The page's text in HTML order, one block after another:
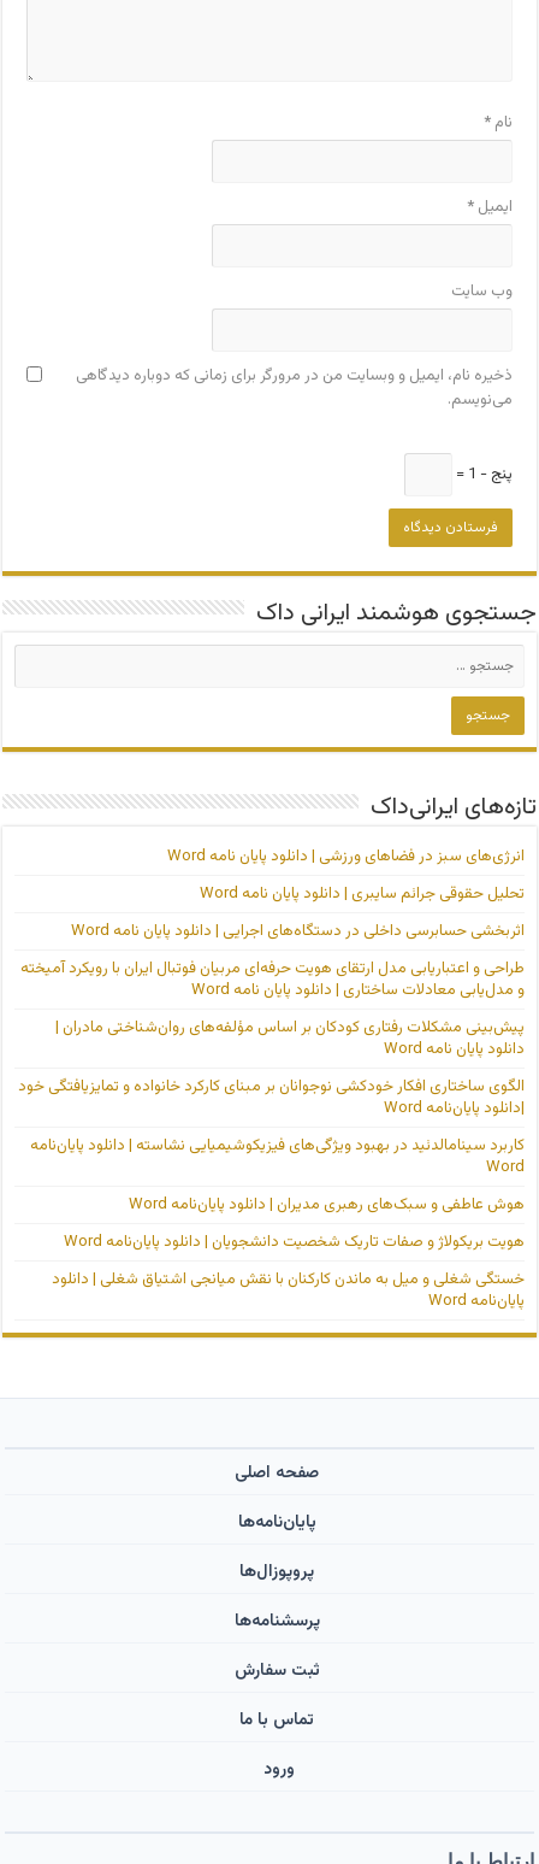
نام*
ایمیل*
وب‌ سایت
ذخیره نام، ایمیل و وبسایت من در مرورگر برای زمانی که دوباره دیدگاهی
می‌نویسم.
پنج − 1 =
جستجوی هوشمند ایرانی داک
تازه‌های ایرانی‌داک
انرژی‌های سبز در فضاهای ورزشی | دانلود پایان نامه Word
تحلیل حقوقی جرائم سایبری | دانلود پایان نامه Word
اثربخشی حسابرسی داخلی در دستگاه‌های اجرایی | دانلود پایان نامه Word
طراحی و اعتباریابی مدل ارتقای هویت حرفه‌ای مربیان فوتبال ایران با رویکرد آمیخته
و مدل‌یابی معادلات ساختاری | دانلود پایان نامه Word
پیش‌بینی مشکلات رفتاری کودکان بر اساس مؤلفه‌های روان‌شناختی مادران |
دانلود پایان نامه Word
الگوی ساختاری افکار خودکشی نوجوانان بر مبنای کارکرد خانواده و تمایزیافتگی خود
|دانلود پایان‌نامه Word
کاربرد سینامالدئید در بهبود ویژگی‌های فیزیکوشیمیایی نشاسته | دانلود پایان‌نامه
Word
هوش عاطفی و سبک‌های رهبری مدیران | دانلود پایان‌نامه Word
هویت بریکولاژ و صفات تاریک شخصیت دانشجویان | دانلود پایان‌نامه Word
خستگی شغلی و میل به ماندن کارکنان با نقش میانجی اشتیاق شغلی | دانلود
پایان‌نامه Word
صفحه اصلی
پایان‌نامه‌ها
پروپوزال‌ها
پرسشنامه‌ها
ثبت سفارش
تماس با ما
ورود ‌